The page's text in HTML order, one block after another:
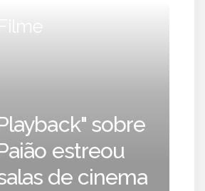
sobre
estreou
de cinema